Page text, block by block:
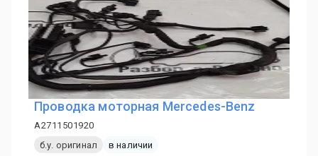
Проводка моторная Mercedes-Benz
A2711501920
б.у. оригинал
в наличии